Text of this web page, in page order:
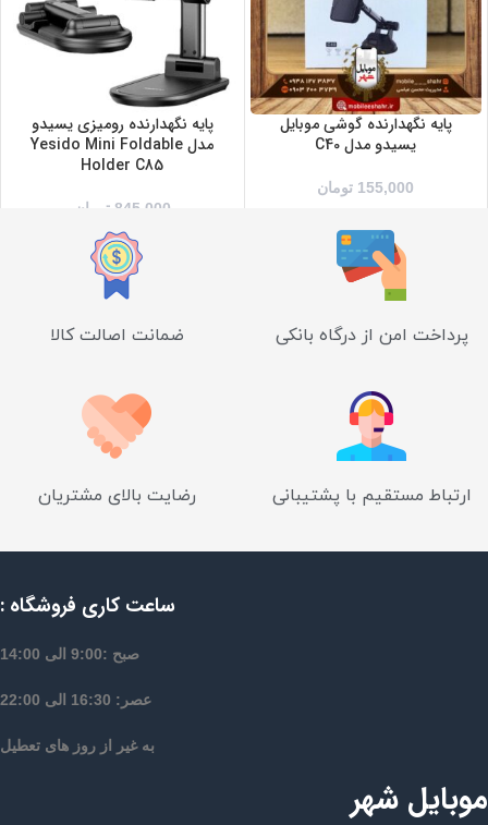
پایه نگهدارنده گوشی موبایل
یسیدو مدل C40
155,000 تومان
پایه نگهدارنده رومیزی یسیدو
مدل Yesido Mini Foldable
Holder C85
845,000 تومان
پرداخت امن از درگاه بانکی ضمانت اصالت کالا
ارتباط مستقیم با پشتیبانی رضایت بالای مشتریان
ساعت کاری فروشگاه :
صبح :9:00 الی 14:00
عصر: 16:30 الی 22:00
به غیر از روز های تعطیل
موبایل شهر